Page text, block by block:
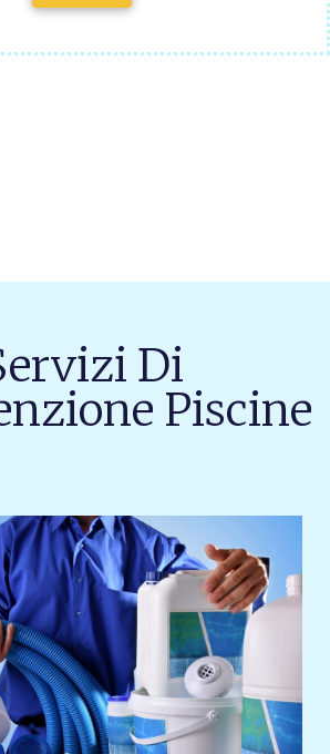
Di
Piscine